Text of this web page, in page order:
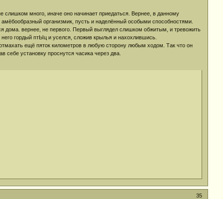
слишком много, иначе оно начинает приедаться. Вернее, в данному
организмик, пусть и наделённый особыми способностями.
дома. вернее, не первого. Первый выглядел слишком обжитым, и тревожить
гордый птЫц и уселся, сложив крылья и нахохлившись.
ещё пяток километров в любую сторону любым ходом. Так что он
себе установку проснутся часика через два.
35